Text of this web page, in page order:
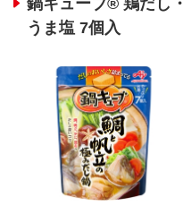
うま塩 7個入